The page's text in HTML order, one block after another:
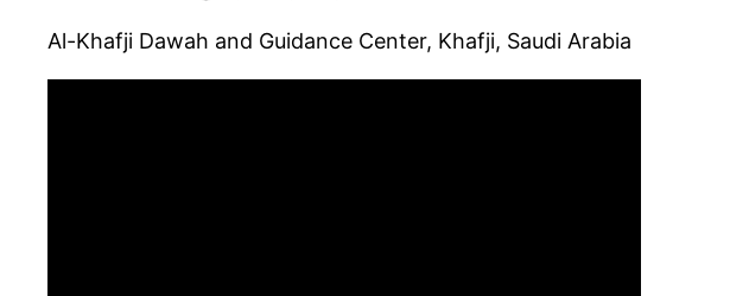
Al-Khafji Dawah and Guidance Center, Khafji, Saudi Arabia